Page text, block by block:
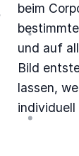
beim
und auf
Bild
lassen,
individuell